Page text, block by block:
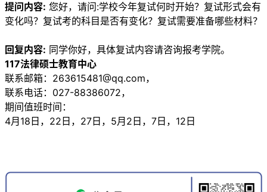
提问内容: 您好，请问:学校今年复试何时开始？复试形式会有
变化吗？复试考的科目是否有变化？复试需要准备哪些材料？
回复内容: 同学你好，具体复试内容请咨询报考学院。
117法律硕士教育中心
联系邮箱：263615481@qq.com，
联系电话：027-88386072，
期间值班时间：
4月18日，22日，27日，5月2日，7日，12日